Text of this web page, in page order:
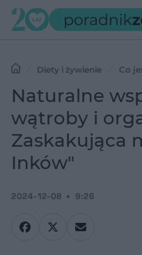
Diety i żywienie Co
organizmu. Zaskakująca moc
Naturalne
wątroby i
Zaskakująca
Inków"
2024-12-08 9:26